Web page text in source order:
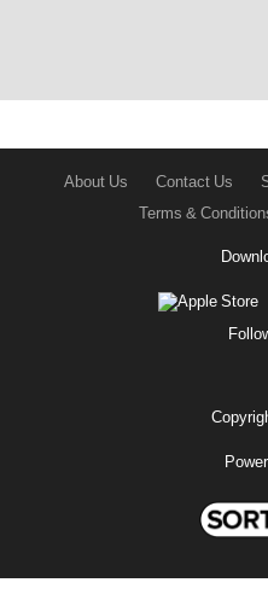
About Us Contact Us
Terms &